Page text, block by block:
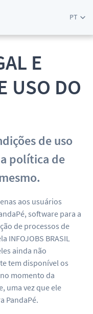
PT
E
USO DO
de uso
política de
aos usuários
software para a
de processos de
BRASIL
ainda não
tem disponível os
momento da
uma vez que ele
PandaPé.